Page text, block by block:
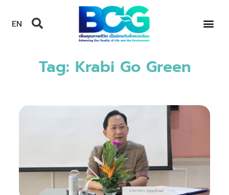
EN
Tag: Krabi Go Green